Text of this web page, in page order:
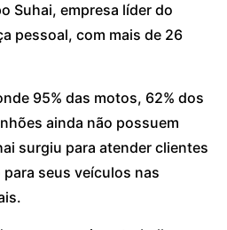
Suhai, empresa líder do
pessoal, com mais de 26
95% das motos, 62% dos
ainda não possuem
surgiu para atender clientes
seus veículos nas